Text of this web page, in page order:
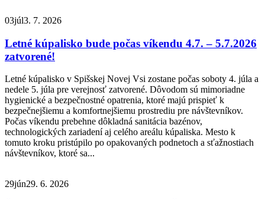
03júl3. 7. 2026
Letné kúpalisko bude počas víkendu 4.7. – 5.7.2026
zatvorené!
Letné kúpalisko v Spišskej Novej Vsi zostane počas soboty 4. júla a
nedele 5. júla pre verejnosť zatvorené. Dôvodom sú mimoriadne
hygienické a bezpečnostné opatrenia, ktoré majú prispieť k
bezpečnejšiemu a komfortnejšiemu prostrediu pre návštevníkov.
Počas víkendu prebehne dôkladná sanitácia bazénov,
technologických zariadení aj celého areálu kúpaliska. Mesto k
tomuto kroku pristúpilo po opakovaných podnetoch a sťažnostiach
návštevníkov, ktoré sa...
29jún29. 6. 2026